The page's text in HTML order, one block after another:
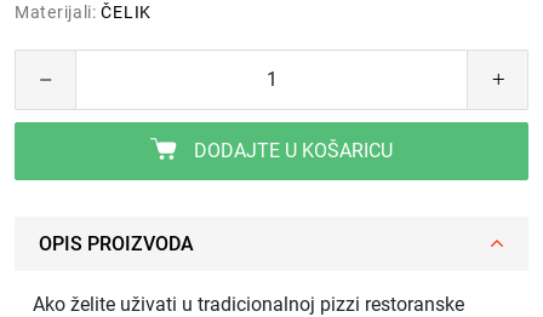
Materijali: ČELIK
DODAJTE U KOŠARICU
OPIS PROIZVODA
Ako želite uživati u tradicionalnoj pizzi restoranske